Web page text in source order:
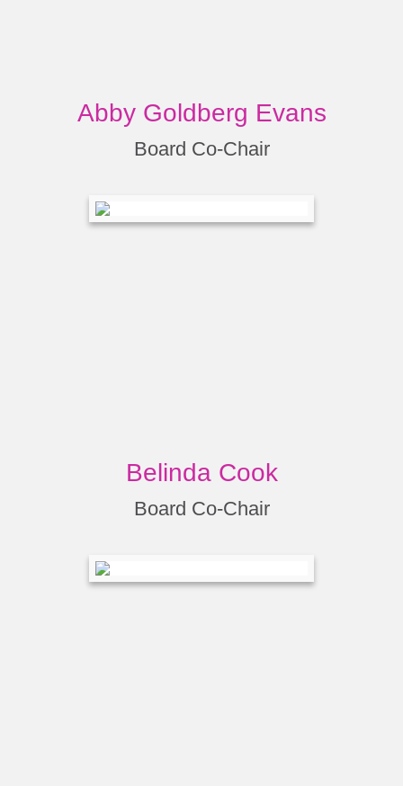
Abby Goldberg Evans
Board Co-Chair
Belinda Cook
Board Co-Chair